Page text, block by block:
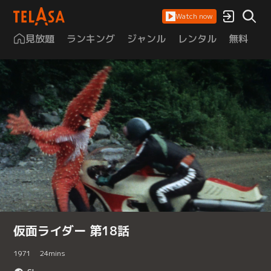
Watch now
見放題 ランキング ジャンル レンタル 無料
仮面ライダー 第18話
1971 24mins